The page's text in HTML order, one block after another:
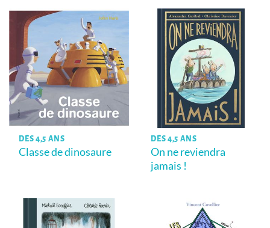
DÈS 4,5 ANS
Classe de dinosaure
DÈS 4,5 ANS
On ne reviendra
jamais !